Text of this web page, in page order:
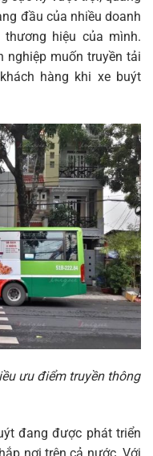
đầu của nhiều doanh
hiệu của mình.
nghiệp muốn truyền tải
hàng khi xe buýt
ưu điểm truyền thông
đang được phát triển